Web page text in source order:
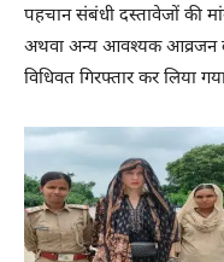
पहचान संबंधी दस्तावेजों की
अथवा अन्य आवश्यक आव्रजन
विधिवत गिरफ्तार कर लिया